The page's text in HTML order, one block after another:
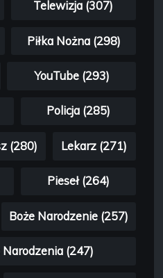
Telewizja (307)
Piłka Nożna (298)
YouTube (293)
Policja (285)
(280) Lekarz (271)
Pieseł (264)
Boże Narodzenie (257)
(247)